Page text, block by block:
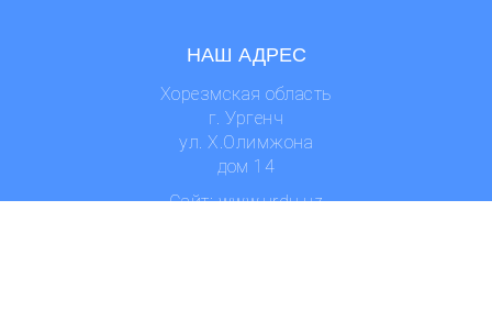
НАШ АДРЕС
Хорезмская область
г. Ургенч
ул. Х.Олимжона
дом 14
Сайт: www.urdu.uz